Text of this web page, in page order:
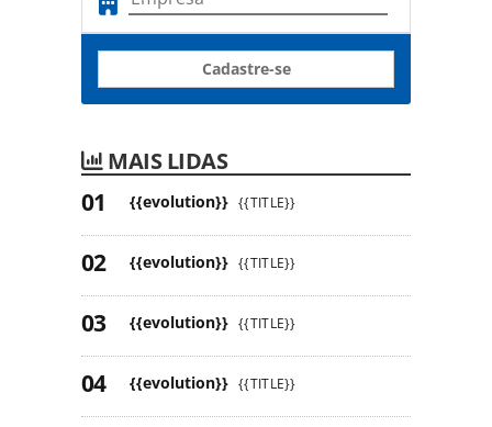
Cadastre-se
MAIS LIDAS
{{evolution}} {{TITLE}}
{{evolution}} {{TITLE}}
{{evolution}} {{TITLE}}
{{evolution}} {{TITLE}}